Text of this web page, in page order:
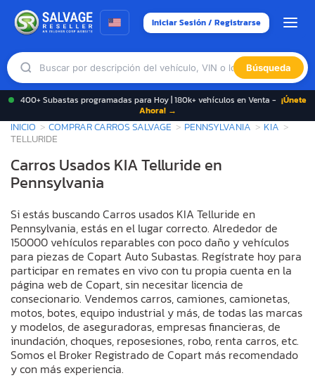
Iniciar Sesión / Registrarse
Búsqueda
400+ Subastas programadas para Hoy | 180k+ vehículos en Venta - ¡Únete
Ahora! →
INICIO COMPRAR CARROS SALVAGE PENNSYLVANIA
KIA
TELLURIDE
Carros Usados KIA Telluride en
Pennsylvania
Si estás buscando Carros usados KIA Telluride en
Pennsylvania, estás en el lugar correcto. Alrededor de
150000 vehículos reparables con poco daño y vehículos
para piezas de Copart Auto Subastas. Regístrate hoy para
participar en remates en vivo con tu propia cuenta en la
página web de Copart, sin necesitar licencia de
consecionario. Vendemos carros, camiones, camionetas,
motos, botes, equipo industrial y más, de todas las marcas
y modelos, de aseguradoras, empresas financieras, de
inundación, choques, reposesiones, robo, renta carros, etc.
Somos el Broker Registrado de Copart más recomendado
y con más experiencia.